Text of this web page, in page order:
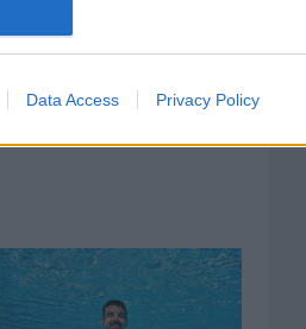
Data Access Privacy Policy
a 5?
invece, a sei anni